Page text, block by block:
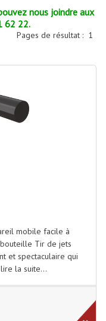
Diamants
Régie
nous joindre aux
62 22.
Pages de résultat : 1
mobile facile à
Tir de jets
et spectaculaire qui
la suite...